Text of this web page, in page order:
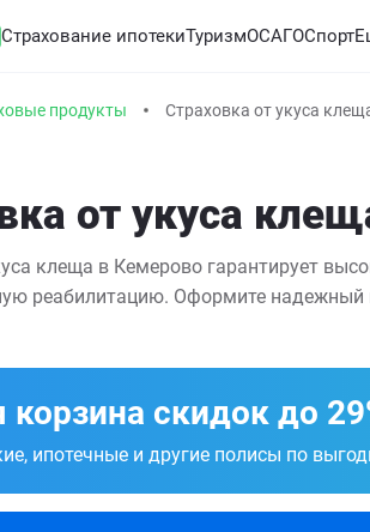
Страхование ипотекиТуризмОСАГОСпорт
продукты Страховка от укуса
от укуса
клеща в Кемерово гарантирует
реабилитацию. Оформите надежный
корзина скидок до
ипотечные и другие полисы по